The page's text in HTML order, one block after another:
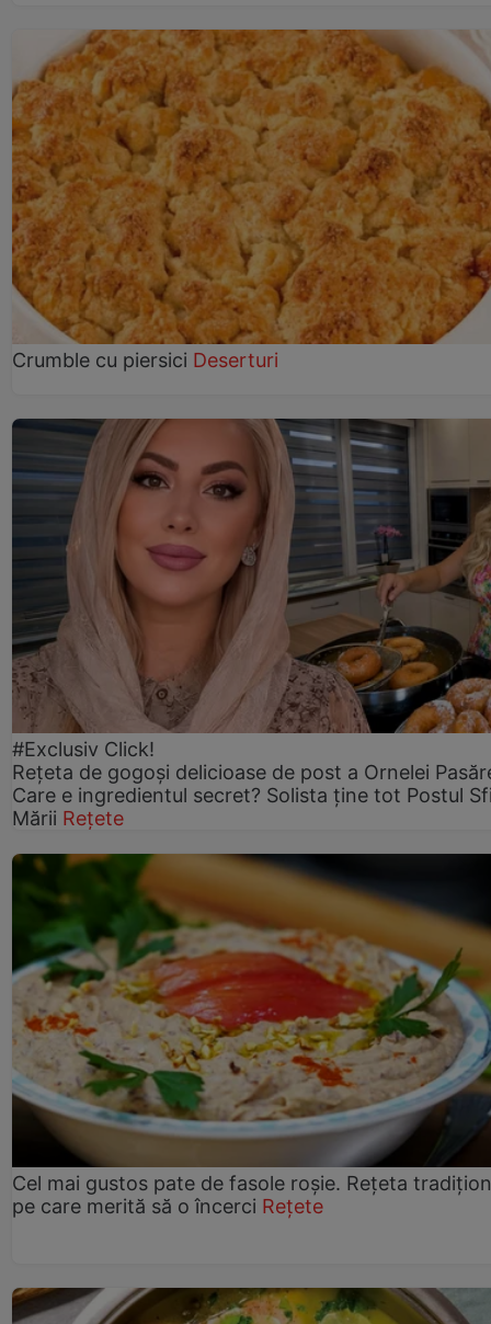
Crumble cu piersici Deserturi
#Exclusiv Click!
Rețeta de gogoşi delicioase de post a Ornelei
Care e ingredientul secret? Solista ține tot Postul
Mării Rețete
Cel mai gustos pate de fasole roșie. Rețeta
pe care merită să o încerci Rețete